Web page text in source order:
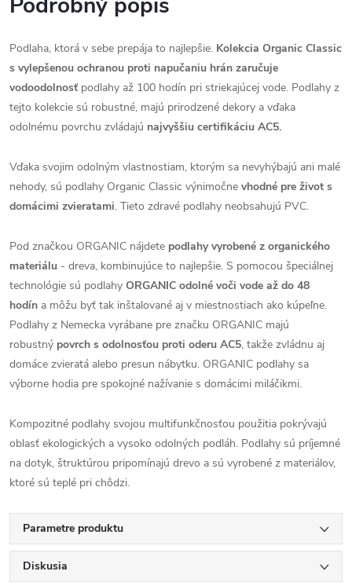
Podlaha, ktorá v sebe prepája to najlepšie. Kolekcia Organic Classic
s vylepšenou ochranou proti napučaniu hrán zaručuje
vodoodolnosť podlahy až 100 hodín pri striekajúcej vode. Podlahy z
tejto kolekcie sú robustné, majú prirodzené dekory a vďaka
odolnému povrchu zvládajú najvyššiu certifikáciu AC5.
Vďaka svojim odolným vlastnostiam, ktorým sa nevyhýbajú ani malé
nehody, sú podlahy Organic Classic výnimočne vhodné pre život s
domácimi zvieratami. Tieto zdravé podlahy neobsahujú PVC.
Pod značkou ORGANIC nájdete podlahy vyrobené z organického
materiálu - dreva, kombinujúce to najlepšie. S pomocou špeciálnej
technológie sú podlahy ORGANIC odolné voči vode až do 48
hodín a môžu byť tak inštalované aj v miestnostiach ako kúpeľne.
Podlahy z Nemecka vyrábane pre značku ORGANIC majú
robustný povrch s odolnosťou proti oderu AC5, takže zvládnu aj
domáce zvieratá alebo presun nábytku. ORGANIC podlahy sa
výborne hodia pre spokojné nažívanie s domácimi miláčikmi.
Kompozitné podlahy svojou multifunkčnosťou použitia pokrývajú
oblasť ekologických a vysoko odolných podláh. Podlahy sú príjemné
na dotyk, štruktúrou pripomínajú drevo a sú vyrobené z materiálov,
ktoré sú teplé pri chôdzi.
Parametre produktu
Diskusia